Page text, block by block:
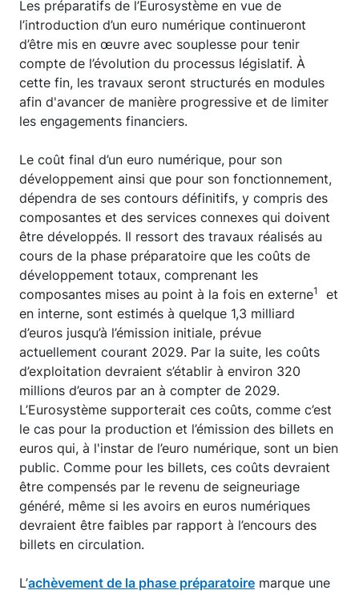
Les préparatifs de l’Eurosystème en vue de
l’introduction d’un euro numérique continueront
d’être mis en œuvre avec souplesse pour tenir
compte de l’évolution du processus législatif. À
cette fin, les travaux seront structurés en modules
afin d'avancer de manière progressive et de limiter
les engagements financiers.
Le coût final d’un euro numérique, pour son
développement ainsi que pour son fonctionnement,
dépendra de ses contours définitifs, y compris des
composantes et des services connexes qui doivent
être développés. Il ressort des travaux réalisés au
cours de la phase préparatoire que les coûts de
développement totaux, comprenant les
composantes mises au point à la fois en externe1
et
en interne, sont estimés à quelque 1,3 milliard
d’euros jusqu’à l’émission initiale, prévue
actuellement courant 2029. Par la suite, les coûts
d’exploitation devraient s’établir à environ 320
millions d’euros par an à compter de 2029.
L’Eurosystème supporterait ces coûts, comme c’est
le cas pour la production et l’émission des billets en
euros qui, à l'instar de l’euro numérique, sont un bien
public. Comme pour les billets, ces coûts devraient
être compensés par le revenu de seigneuriage
généré, même si les avoirs en euros numériques
devraient être faibles par rapport à l’encours des
billets en circulation.
L’achèvement de la phase préparatoire marque une